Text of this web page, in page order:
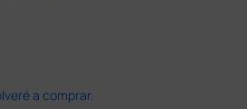
a comprar.